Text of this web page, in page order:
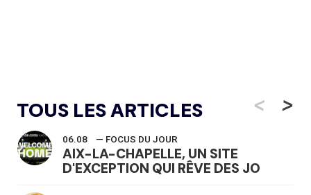
TOUS LES ARTICLES <
06.08 — FOCUS DU JOUR
AIX-LA-CHAPELLE, UN SITE
D'EXCEPTION QUI RÊVE DES JO
>